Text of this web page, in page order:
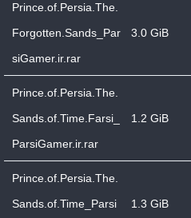
Prince.of.Persia.The.
Forgotten.Sands_Par
siGamer.ir.rar
3.0 GiB
Prince.of.Persia.The.
Sands.of.Time.Farsi_
ParsiGamer.ir.rar
1.2 GiB
Prince.of.Persia.The.
Sands.of.Time_Parsi
1.3 GiB